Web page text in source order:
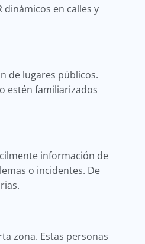
dinámicos en calles y
de lugares públicos.
estén familiarizados
información de
o incidentes. De
zona. Estas personas